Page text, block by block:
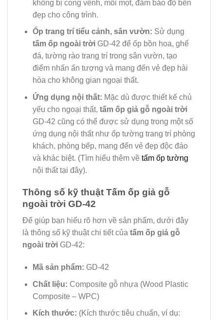
không bị cong vênh, mối mọt, đảm bảo độ bền
đẹp cho công trình.
Ốp trang trí tiểu cảnh, sân vườn: Sử dụng
tấm ốp ngoài trờiGD-42 để ốp bồn hoa, ghế
đá, tường rào trang trí trong sân vườn, tạo
điểm nhấn ấn tượng và mang đến vẻ đẹp hài
hòa cho không gian ngoại thất.
Ứng dụng nội thất: Mặc dù được thiết kế chủ
yếu cho ngoại thất, tấm ốp giả gỗ ngoài trời
GD-42 cũng có thể được sử dụng trong một số
ứng dụng nội thất như ốp tường trang trí phòng
khách, phòng bếp, mang đến vẻ đẹp độc đáo
và khác biệt. (Tìm hiểu thêm về tấm ốp tường
nội thất tại đây).
Thông số kỹ thuật Tấm ốp giả gỗ
ngoài trời GD-42
Để giúp bạn hiểu rõ hơn về sản phẩm, dưới đây
là thông số kỹ thuật chi tiết của tấm ốp giả gỗ
ngoài trời GD-42:
Mã sản phẩm: GD-42
Chất liệu: Composite gỗ nhựa (Wood Plastic
Composite – WPC)
Kích thước: (Kích thước tiêu chuẩn, ví dụ: